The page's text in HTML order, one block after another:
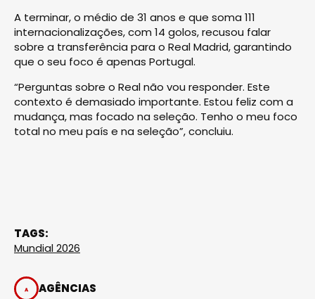
A terminar, o médio de 31 anos e que soma 111
internacionalizações, com 14 golos, recusou falar
sobre a transferência para o Real Madrid, garantindo
que o seu foco é apenas Portugal.
“Perguntas sobre o Real não vou responder. Este
contexto é demasiado importante. Estou feliz com a
mudança, mas focado na seleção. Tenho o meu foco
total no meu país e na seleção”, concluiu.
TAGS:
Mundial 2026
AGÊNCIAS